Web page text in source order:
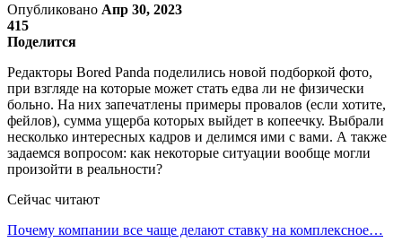
Опубликовано Апр 30, 2023
415
Поделится
Редакторы Bored Panda поделились новой подборкой фото,
при взгляде на которые может стать едва ли не физически
больно. На них запечатлены примеры провалов (если хотите,
фейлов), сумма ущерба которых выйдет в копеечку. Выбрали
несколько интересных кадров и делимся ими с вами. А также
задаемся вопросом: как некоторые ситуации вообще могли
произойти в реальности?
Сейчас читают
Почему компании все чаще делают ставку на комплексное…